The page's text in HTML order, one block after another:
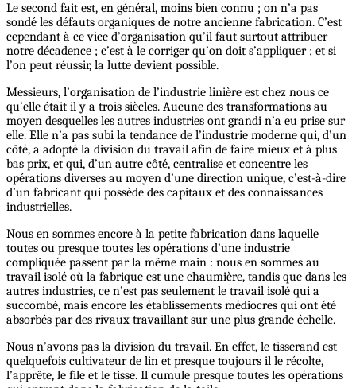
Le second fait est, en général, moins bien connu ; on n’a pas
sondé les défauts organiques de notre ancienne fabrication. C’est
cependant à ce vice d’organisation qu’il faut surtout attribuer
notre décadence ; c’est à le corriger qu’on doit s’appliquer ; et si
l’on peut réussir, la lutte devient possible.
Messieurs, l’organisation de l’industrie linière est chez nous ce
qu’elle était il y a trois siècles. Aucune des transformations au
moyen desquelles les autres industries ont grandi n’a eu prise sur
elle. Elle n’a pas subi la tendance de l’industrie moderne qui, d’un
côté, a adopté la division du travail afin de faire mieux et à plus
bas prix, et qui, d’un autre côté, centralise et concentre les
opérations diverses au moyen d’une direction unique, c’est-à-dire
d’un fabricant qui possède des capitaux et des connaissances
industrielles.
Nous en sommes encore à la petite fabrication dans laquelle
toutes ou presque toutes les opérations d’une industrie
compliquée passent par la même main : nous en sommes au
travail isolé où la fabrique est une chaumière, tandis que dans les
autres industries, ce n’est pas seulement le travail isolé qui a
succombé, mais encore les établissements médiocres qui ont été
absorbés par des rivaux travaillant sur une plus grande échelle.
Nous n’avons pas la division du travail. En effet, le tisserand est
quelquefois cultivateur de lin et presque toujours il le récolte,
l’apprête, le file et le tisse. Il cumule presque toutes les opérations